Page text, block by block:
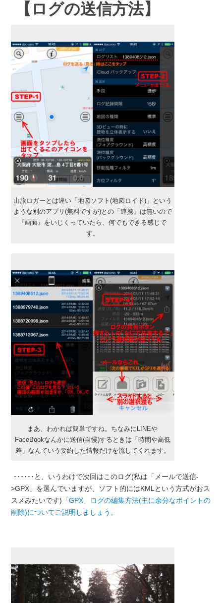
【ログの送信方法】
山旅ロガーとは違い「地図ソフト(地図ロイド)」という
ような別のアプリ(無料ですが)との「連携」は無いので
『画面』をいじくっていたら、何でもできる感じで
す。
まあ、わかれば簡単ですね。ちなみにLINEや
FaceBookなんかに送信(自慢)するときは「時間や高低
差」なんていう要約した情報だけを流してくれます。
･･････と、いうわけで次回はこのログ(私は「メールで送信-
>GPX」を選んでいますが、ソフト的にはKMLという方式がおス
スメみたいです) 「GPX」ログの編集方法(主に余分なポイントの
削除)についてご説明しましょう。